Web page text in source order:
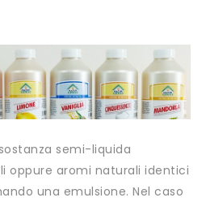
semi-liquida
oppure aromi naturali identici
una emulsione. Nel caso